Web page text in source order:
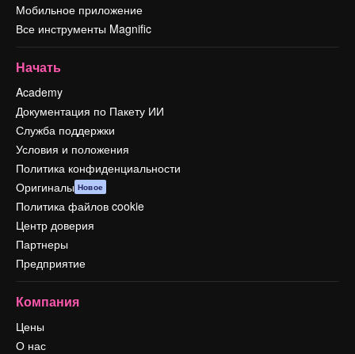
Мобильное приложение
Все инструменты Magnific
Начать
Academy
Документация по Пакету ИИ
Служба поддержки
Условия и положения
Политика конфиденциальности
Оригиналы Новое
Политика файлов cookie
Центр доверия
Партнеры
Предприятие
Компания
Цены
О нас